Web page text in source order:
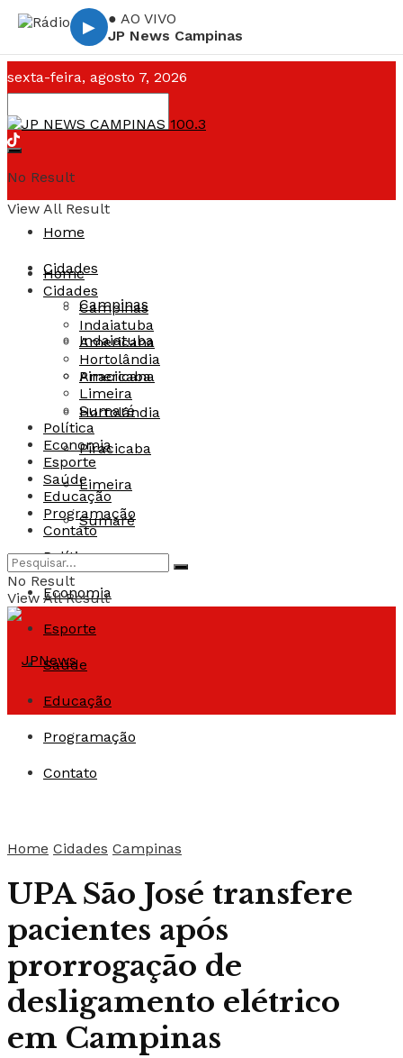
▶
● AO VIVO
JP News Campinas
sexta-feira, agosto 7, 2026
No Result
View All Result
Home
Cidades
Campinas
Indaiatuba
Americana
Hortolândia
Piracicaba
Limeira
Sumaré
Política
Economia
Esporte
Saúde
Educação
Programação
Contato
Home
Cidades
Campinas
Indaiatuba
Americana
Hortolândia
Piracicaba
Limeira
Sumaré
Política
Economia
Esporte
Saúde
Educação
Programação
Contato
No Result
View All Result
Home Cidades Campinas
UPA São José transfere
pacientes após
prorrogação de
desligamento elétrico
em Campinas